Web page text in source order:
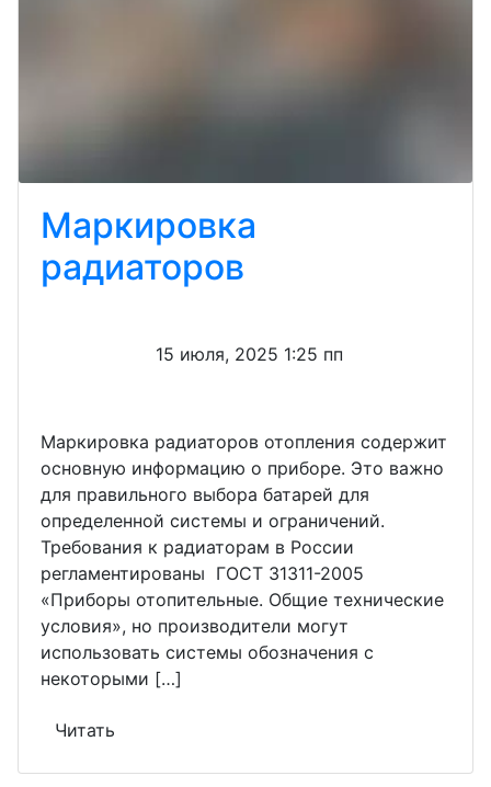
Маркировка
радиаторов
15 июля, 2025 1:25 пп
Маркировка радиаторов отопления содержит
основную информацию о приборе. Это важно
для правильного выбора батарей для
определенной системы и ограничений.
Требования к радиаторам в России
регламентированы ГОСТ 31311-2005
«Приборы отопительные. Общие технические
условия», но производители могут
использовать системы обозначения с
некоторыми […]
Читать